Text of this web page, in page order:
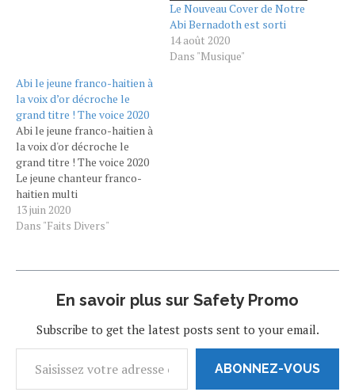
Le Nouveau Cover de Notre
Abi Bernadoth est sorti
14 août 2020
Dans "Musique"
Abi le jeune franco-haitien à
la voix d’or décroche le
grand titre ! The voice 2020
Abi le jeune franco-haitien à
la voix d'or décroche le
grand titre ! The voice 2020
Le jeune chanteur franco-
haitien multi
instrumentaliste de 21 ans ,
a su émouvoir, convaincre le
la grande finale. Ses
par Garry Assad.…
13 juin 2020
Dans "Faits Divers"
En savoir plus sur Safety Promo
Subscribe to get the latest posts sent to your email.
ABONNEZ-VOUS